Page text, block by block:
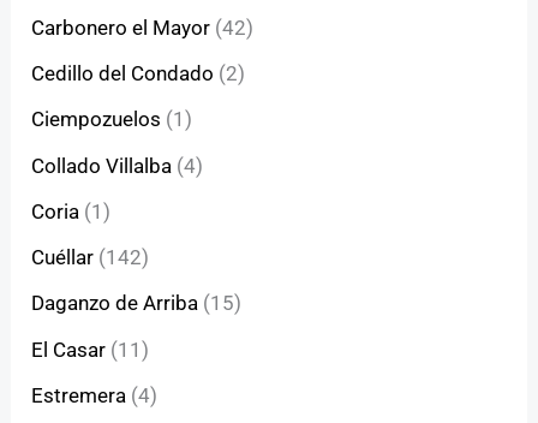
Carbonero el Mayor (42)
Cedillo del Condado (2)
Ciempozuelos (1)
Collado Villalba (4)
Coria (1)
Cuéllar (142)
Daganzo de Arriba (15)
El Casar (11)
Estremera (4)